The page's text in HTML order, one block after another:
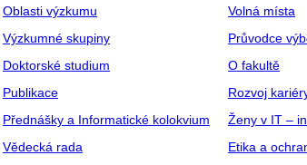
Oblasti výzkumu
Výzkumné skupiny
Doktorské studium
Publikace
Přednášky a Informatické kolokvium
Vědecká rada
Volná místa
Průvodce
O fakultě
Rozvoj
Ženy v IT –
Etika a